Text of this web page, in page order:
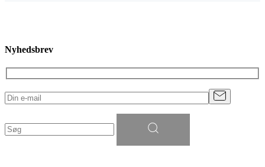
Nyhedsbrev
efter: